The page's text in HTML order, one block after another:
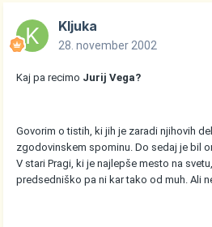
Kljuka
28. november 2002
Kaj pa recimo Jurij Vega?
Govorim o tistih, ki jih je zaradi njihovih
zgodovinskem spominu. Do sedaj je bil
V stari Pragi, ki je najlepše mesto na
predsedniško pa ni kar tako od muh. Ali